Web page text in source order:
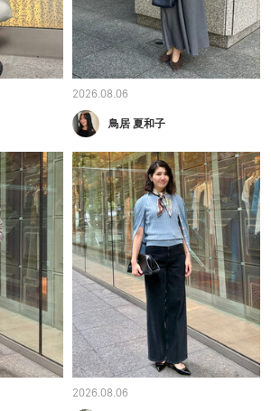
2026.08.06
鳥居 夏和子
2026.08.06